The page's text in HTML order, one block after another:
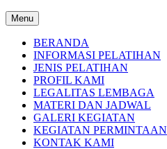
Menu
BERANDA
INFORMASI PELATIHAN
JENIS PELATIHAN
PROFIL KAMI
LEGALITAS LEMBAGA
MATERI DAN JADWAL
GALERI KEGIATAN
KEGIATAN PERMINTAAN
KONTAK KAMI